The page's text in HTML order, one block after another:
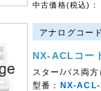
中古価格(税込)：
アナログコー
NX-ACLコー
スター/バス両
型番：
NX-